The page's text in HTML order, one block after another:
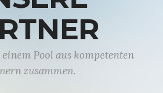
Pool aus kompetenten
zusammen.